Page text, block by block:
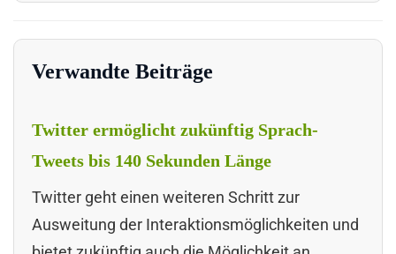
Verwandte Beiträge
Twitter ermöglicht zukünftig Sprach-
Tweets bis 140 Sekunden Länge
Twitter geht einen weiteren Schritt zur
Ausweitung der Interaktionsmöglichkeiten und